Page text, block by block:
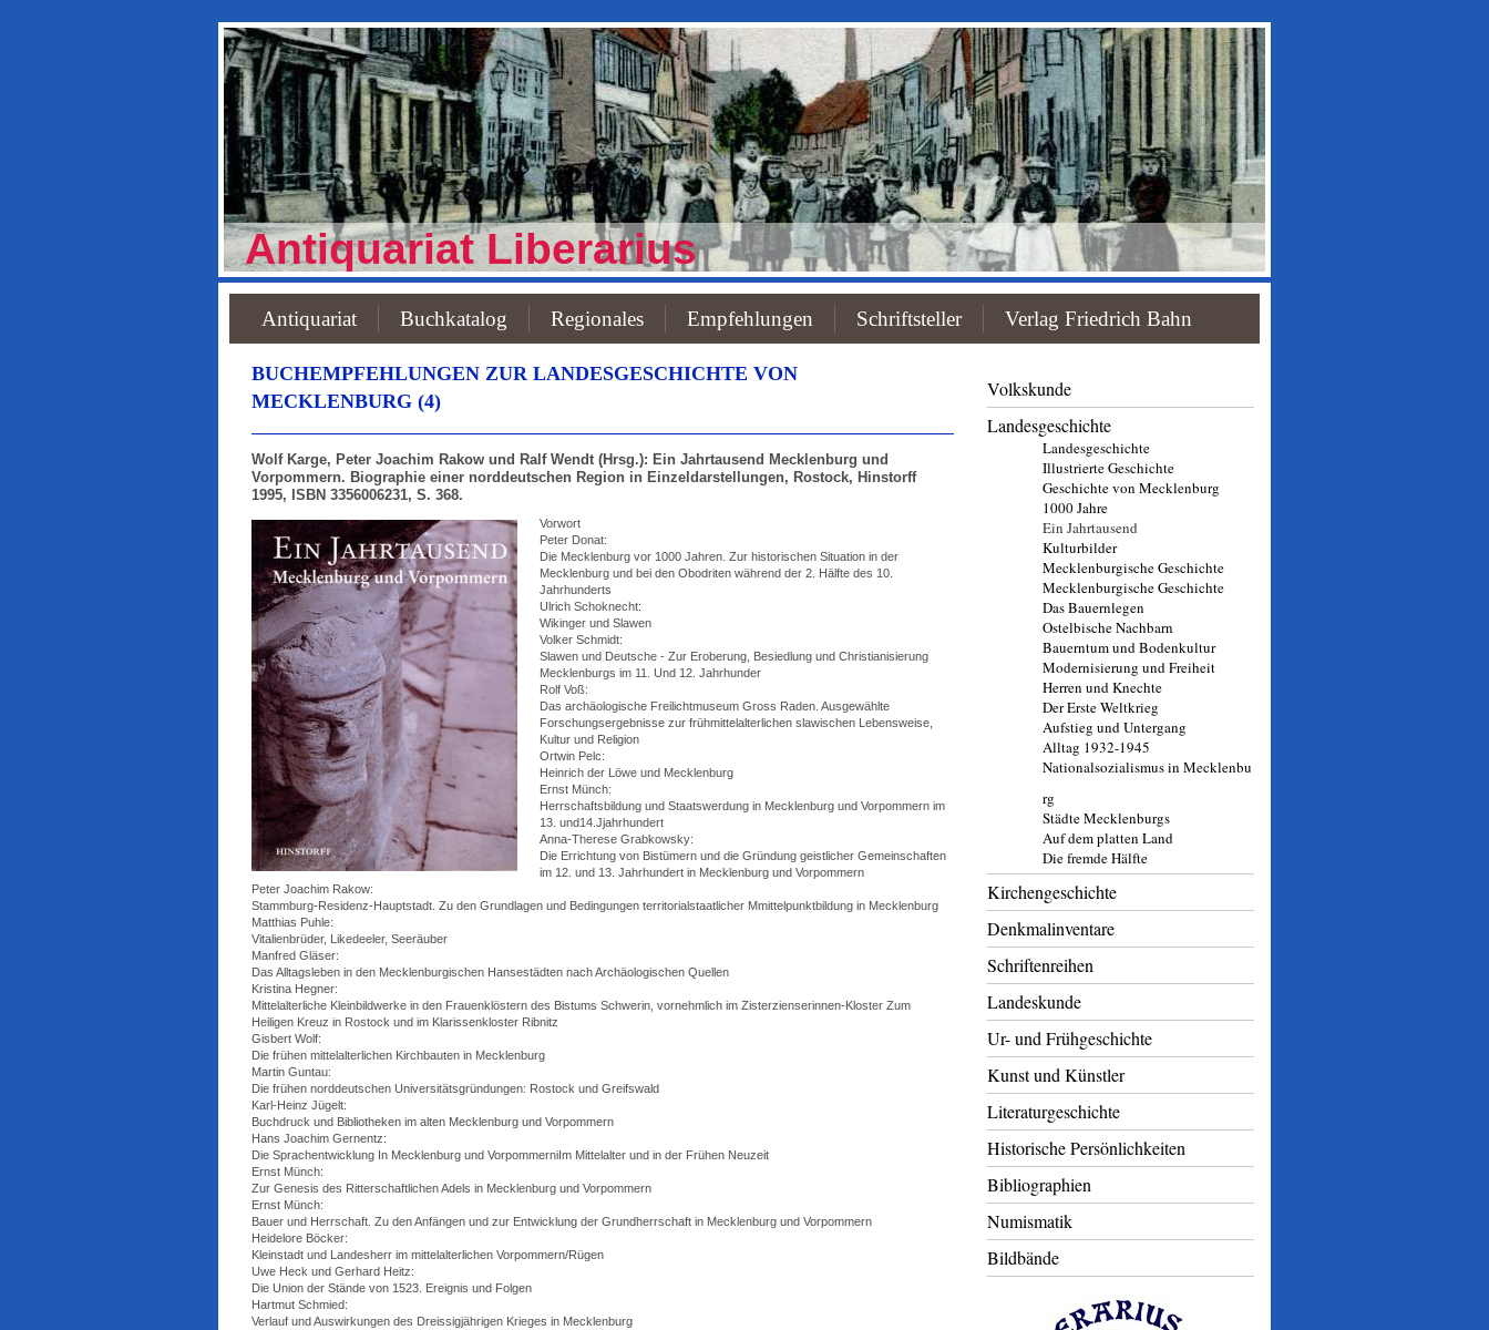
Antiquariat Liberarius
Antiquariat Buchkatalog Regionales Empfehlungen Schriftsteller Verlag Friedrich Bahn
BUCHEMPFEHLUNGEN ZUR LANDESGESCHICHTE VON
MECKLENBURG (4)
Wolf Karge, Peter Joachim Rakow und Ralf Wendt (Hrsg.): Ein Jahrtausend Mecklenburg und
Vorpommern. Biographie einer norddeutschen Region in Einzeldarstellungen, Rostock, Hinstorff
1995, ISBN 3356006231, S. 368.
Vorwort
Peter Donat:
Die Mecklenburg vor 1000 Jahren. Zur historischen Situation in der
Mecklenburg und bei den Obodriten während der 2. Hälfte des 10.
Jahrhunderts
Ulrich Schoknecht:
Wikinger und Slawen
Volker Schmidt:
Slawen und Deutsche - Zur Eroberung, Besiedlung und Christianisierung
Mecklenburgs im 11. Und 12. Jahrhunder
Rolf Voß:
Das archäologische Freilichtmuseum Gross Raden. Ausgewählte
Forschungsergebnisse zur frühmittelalterlichen slawischen Lebensweise,
Kultur und Religion
Ortwin Pelc:
Heinrich der Löwe und Mecklenburg
Ernst Münch:
Herrschaftsbildung und Staatswerdung in Mecklenburg und Vorpommern im
13. und14.Jjahrhundert
Anna-Therese Grabkowsky:
Die Errichtung von Bistümern und die Gründung geistlicher Gemeinschaften
im 12. und 13. Jahrhundert in Mecklenburg und Vorpommern
Peter Joachim Rakow:
Stammburg-Residenz-Hauptstadt. Zu den Grundlagen und Bedingungen territorialstaatlicher Mmittelpunktbildung in Mecklenburg
Matthias Puhle:
Vitalienbrüder, Likedeeler, Seeräuber
Manfred Gläser:
Das Alltagsleben in den Mecklenburgischen Hansestädten nach Archäologischen Quellen
Kristina Hegner:
Mittelalterliche Kleinbildwerke in den Frauenklöstern des Bistums Schwerin, vornehmlich im Zisterzienserinnen-Kloster Zum
Heiligen Kreuz in Rostock und im Klarissenkloster Ribnitz
Gisbert Wolf:
Die frühen mittelalterlichen Kirchbauten in Mecklenburg
Martin Guntau:
Die frühen norddeutschen Universitätsgründungen: Rostock und Greifswald
Karl-Heinz Jügelt:
Buchdruck und Bibliotheken im alten Mecklenburg und Vorpommern
Hans Joachim Gernentz:
Die Sprachentwicklung In Mecklenburg und VorpommerniIm Mittelalter und in der Frühen Neuzeit
Ernst Münch:
Zur Genesis des Ritterschaftlichen Adels in Mecklenburg und Vorpommern
Ernst Münch:
Bauer und Herrschaft. Zu den Anfängen und zur Entwicklung der Grundherrschaft in Mecklenburg und Vorpommern
Heidelore Böcker:
Kleinstadt und Landesherr im mittelalterlichen Vorpommern/Rügen
Uwe Heck und Gerhard Heitz:
Die Union der Stände von 1523. Ereignis und Folgen
Hartmut Schmied:
Verlauf und Auswirkungen des Dreissigjährigen Krieges in Mecklenburg
Volkskunde
Landesgeschichte
Landesgeschichte
Illustrierte Geschichte
Geschichte von Mecklenburg
1000 Jahre
Ein Jahrtausend
Kulturbilder
Mecklenburgische Geschichte
Mecklenburgische Geschichte
Das Bauernlegen
Ostelbische Nachbarn
Bauerntum und Bodenkultur
Modernisierung und Freiheit
Herren und Knechte
Der Erste Weltkrieg
Aufstieg und Untergang
Alltag 1932-1945
Nationalsozialismus in Mecklenbu
rg
Städte Mecklenburgs
Auf dem platten Land
Die fremde Hälfte
Kirchengeschichte
Denkmalinventare
Schriftenreihen
Landeskunde
Ur- und Frühgeschichte
Kunst und Künstler
Literaturgeschichte
Historische Persönlichkeiten
Bibliographien
Numismatik
Bildbände